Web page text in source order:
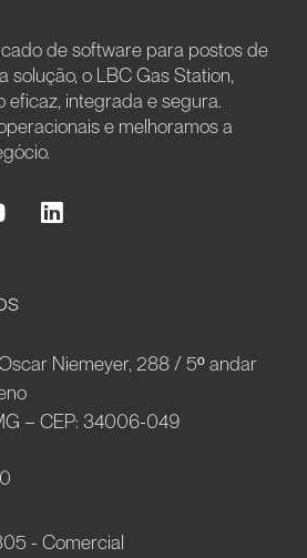
de software para postos de
solução, o LBC Gas Station,
eficaz, integrada e segura.
e melhoramos a
Niemeyer, 288 / 5º andar
– CEP: 34006-049
- Comercial